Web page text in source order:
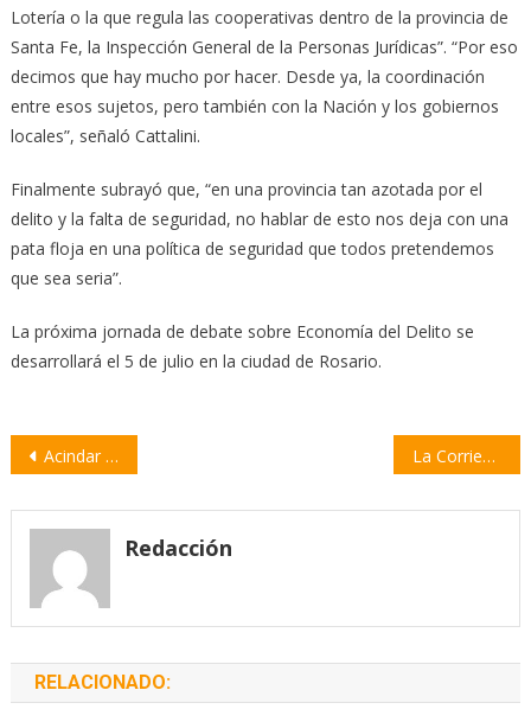
Lotería o la que regula las cooperativas dentro de la provincia de
Santa Fe, la Inspección General de la Personas Jurídicas”. “Por eso
decimos que hay mucho por hacer. Desde ya, la coordinación
entre esos sujetos, pero también con la Nación y los gobiernos
locales”, señaló Cattalini.
Finalmente subrayó que, “en una provincia tan azotada por el
delito y la falta de seguridad, no hablar de esto nos deja con una
pata floja en una política de seguridad que todos pretendemos
que sea seria”.
La próxima jornada de debate sobre Economía del Delito se
desarrollará el 5 de julio en la ciudad de Rosario.
Navegación
entradas
Acindar se mantiene firme: «El accionar de los miembros de la UOCRA es un delito» La Corriente de la Militancia del sur santafesino organiza un gran debate en Villa Constitución
Redacción
RELACIONADO: